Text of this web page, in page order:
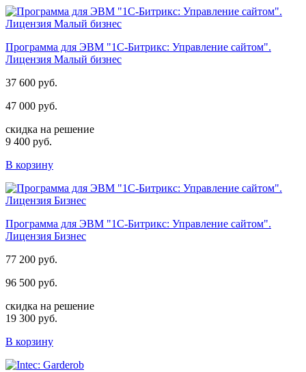
Программа для ЭВМ "1С-Битрикс: Управление сайтом".
Лицензия Малый бизнес
37 600 руб.
47 000 руб.
скидка на решение
9 400 руб.
В корзину
Программа для ЭВМ "1С-Битрикс: Управление сайтом".
Лицензия Бизнес
77 200 руб.
96 500 руб.
скидка на решение
19 300 руб.
В корзину